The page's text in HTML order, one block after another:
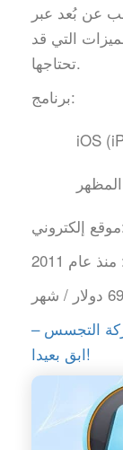
عن بُعد عبر
التي قد
تحتاجها.
برنامج:
iOS
منذ عام 2011
التجسس –
ابق بعيدا!